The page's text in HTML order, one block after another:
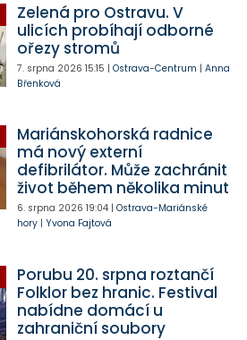
Zelená pro Ostravu. V
ulicích probíhají odborné
ořezy stromů
7. srpna 2026 15:15 | Ostrava-Centrum | Anna
Břenková
Mariánskohorská radnice
má nový externí
defibrilátor. Může zachránit
život během několika minut
6. srpna 2026 19:04| Ostrava-Mariánské
hory| Yvona Fajtová
Porubu 20. srpna roztančí
Folklor bez hranic. Festival
nabídne domácí u
zahraniční soubory